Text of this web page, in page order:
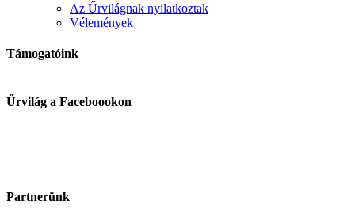
Az Űrvilágnak nyilatkoztak
Vélemények
Támogatóink
Űrvilág a Faceboookon
Partnerünk